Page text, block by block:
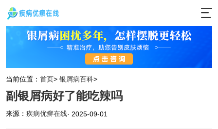
当前位置： 首页> 银屑病百科>
副银屑病好了能吃辣吗
来源： 疾病优癣在线· 2025-09-01